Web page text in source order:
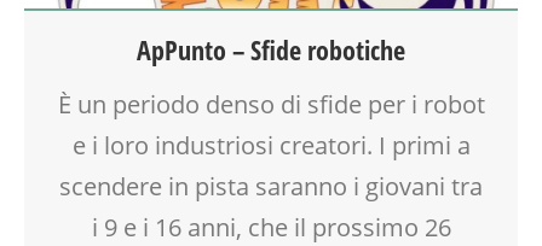
SOCIALIZZAZIONE
TEENAGER
TEMPO LIBERO
WEEKEND
ApPunto – Sfide robotiche
È un periodo denso di sfide per i robot
e i loro industriosi creatori. I primi a
scendere in pista saranno i giovani tra
i 9 e i 16 anni, che il prossimo 26